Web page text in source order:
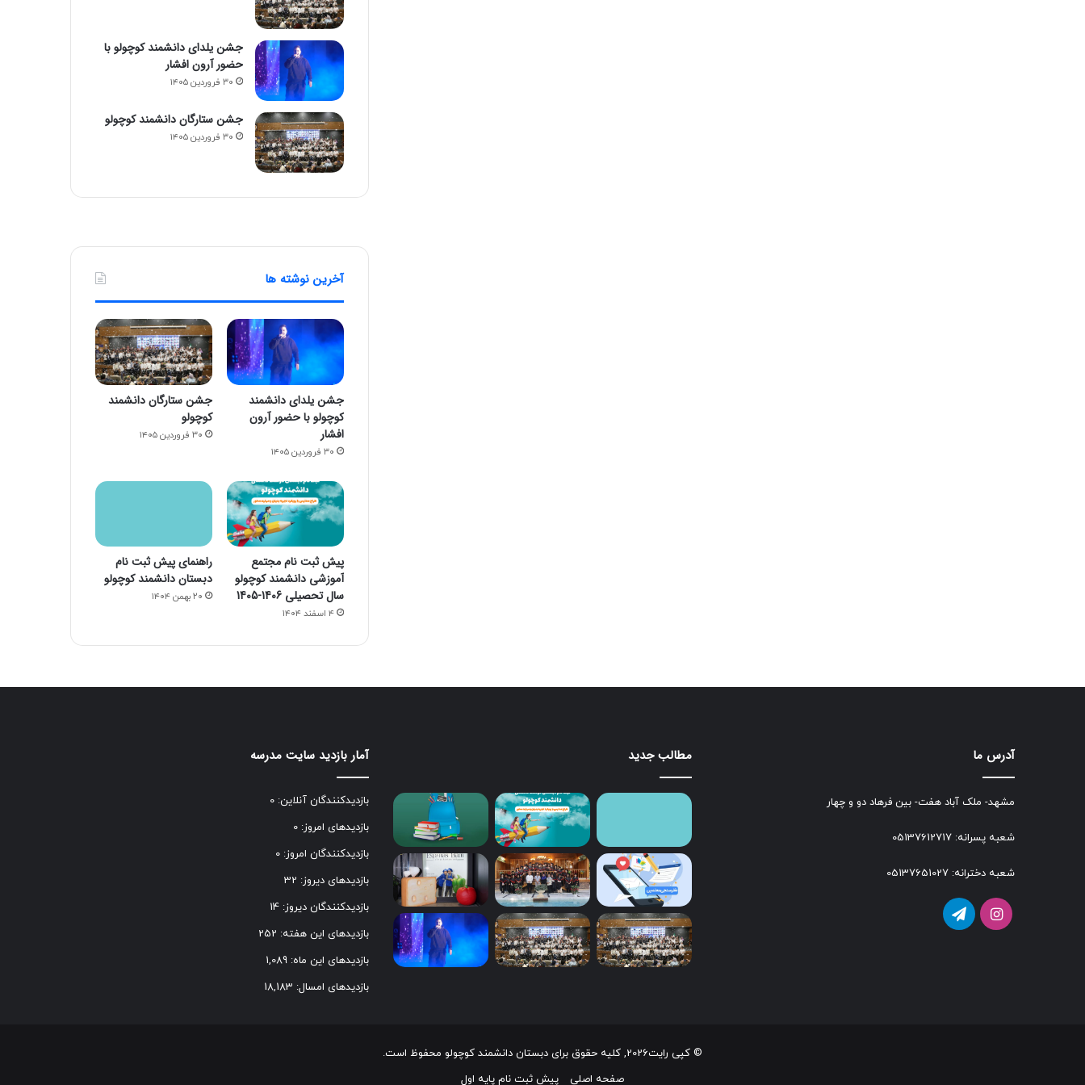
جشن یلدای دانشمند کوچولو با
حضور آرون افشار
۳۰ فروردین ۱۴۰۵
جشن ستارگان دانشمند کوچولو
۳۰ فروردین ۱۴۰۵
آخرین نوشته ها
جشن یلدای دانشمند
کوچولو با حضور آرون
افشار
۳۰ فروردین ۱۴۰۵
جشن ستارگان دانشمند
کوچولو
۳۰ فروردین ۱۴۰۵
پیش ثبت نام مجتمع
آموزشی دانشمند کوچولو
سال تحصیلی 1406-1405
۴ اسفند ۱۴۰۴
راهنمای پیش ثبت نام
دبستان دانشمند کوچولو
۲۰ بهمن ۱۴۰۴
آدرس ما
مشهد- ملک آباد هفت- بین فرهاد دو و چهار
شعبه پسرانه: 05137612717
شعبه دخترانه: 05137651027
مطالب جدید آمار بازدید سایت مدرسه
بازدیدکنندگان آنلاین: 0
بازدیدهای امروز: 0
بازدیدکنندگان امروز: 0
بازدیدهای دیروز: 32
بازدیدکنندگان دیروز: 14
بازدیدهای این هفته: 252
بازدیدهای این ماه: 1,089
بازدیدهای امسال: 18,183
© کپی رایت2026, کلیه حقوق برای دبستان دانشمند کوچولو محفوظ است.
صفحه اصلی
پیش ثبت نام پایه اول